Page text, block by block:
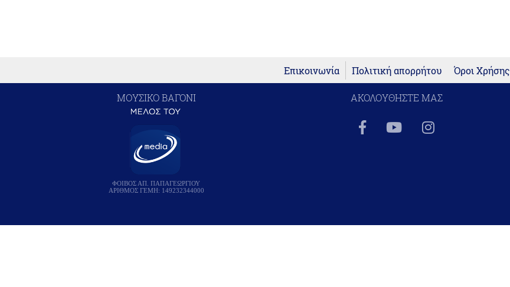
Επικοινωνία Πολιτική απορρήτου Όροι Χρήσης
ΜΟΥΣΙΚΟ ΒΑΓΟΝΙ
ΦΟΙΒΟΣ ΑΠ. ΠΑΠΑΓΕΩΡΓΙΟΥ
ΑΡΙΘΜΟΣ ΓΕΜΗ: 149232344000
ΑΚΟΛΟΥΘΗΣΤΕ ΜΑΣ